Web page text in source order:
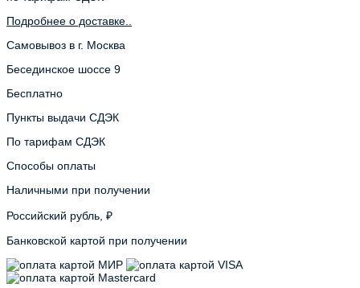
Подробнее о доставке..
Самовывоз в г. Москва
Бесединское шоссе 9
Бесплатно
Пункты выдачи СДЭК
По тарифам СДЭК
Способы оплаты
Наличными при получении
Российский рубль, ₽
Банковской картой при получении